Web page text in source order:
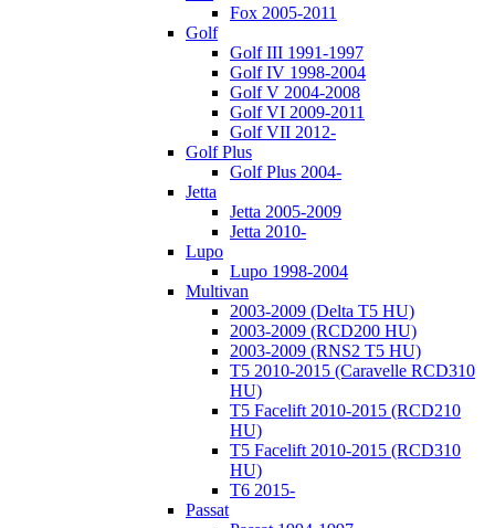
Fox 2005-2011
Golf
Golf III 1991-1997
Golf IV 1998-2004
Golf V 2004-2008
Golf VI 2009-2011
Golf VII 2012-
Golf Plus
Golf Plus 2004-
Jetta
Jetta 2005-2009
Jetta 2010-
Lupo
Lupo 1998-2004
Multivan
2003-2009 (Delta T5 HU)
2003-2009 (RCD200 HU)
2003-2009 (RNS2 T5 HU)
T5 2010-2015 (Caravelle RCD310
HU)
T5 Facelift 2010-2015 (RCD210
HU)
T5 Facelift 2010-2015 (RCD310
HU)
T6 2015-
Passat